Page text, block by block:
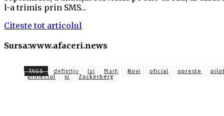
l-a trimis prin SMS…
Citeste tot articolul
Sursa:www.afaceri.news
TAGS definitiv lui Mark Novi oficial oprește
proiectul
și Zuckerberg